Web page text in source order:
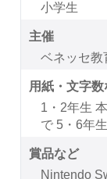
小学生
主催
ベネッセ教
用紙・文字
1・2年生
で 5・6年
賞品など
Nintendo